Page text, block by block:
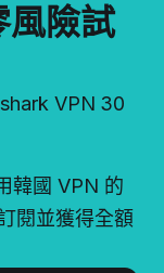
險試
VPN 30
韓國 VPN 的
閱並獲得全額